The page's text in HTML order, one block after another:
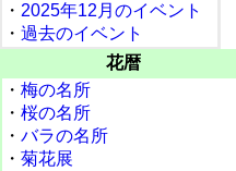
・ 2025年12月のイベント
・ 過去のイベント
花暦
・ 梅の名所
・ 桜の名所
・ バラの名所
・ 菊花展